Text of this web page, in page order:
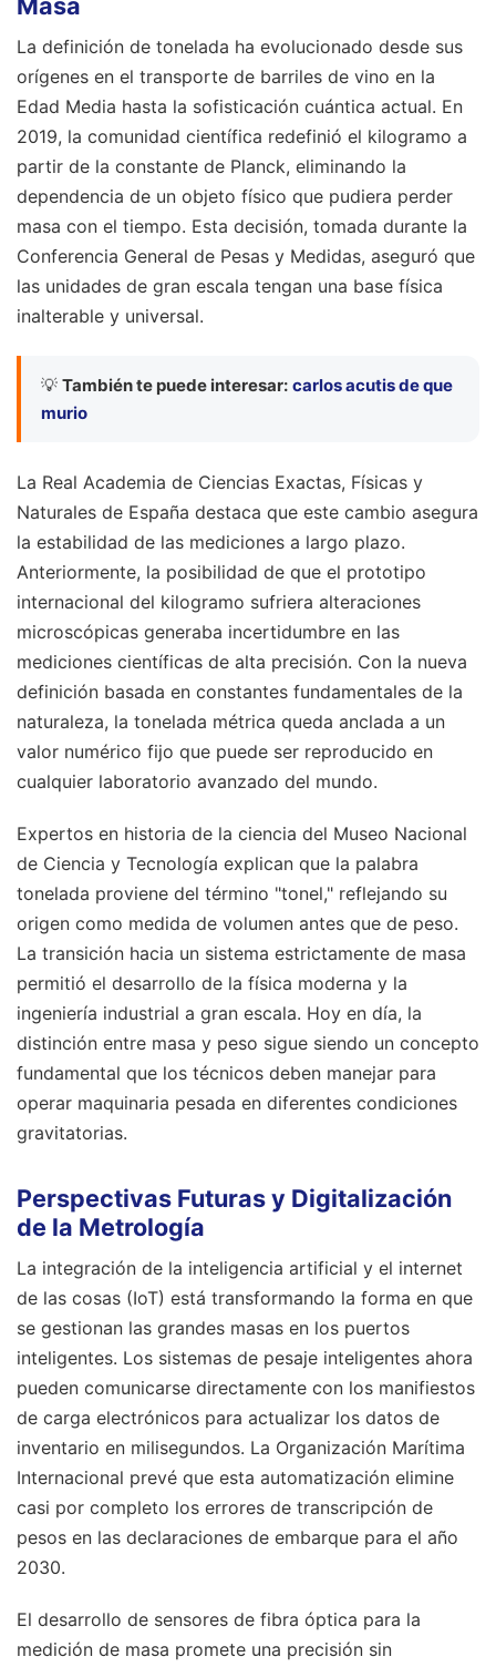
La definición de tonelada ha evolucionado desde sus
orígenes en el transporte de barriles de vino en la
Edad Media hasta la sofisticación cuántica actual. En
2019, la comunidad científica redefinió el kilogramo a
partir de la constante de Planck, eliminando la
dependencia de un objeto físico que pudiera perder
masa con el tiempo. Esta decisión, tomada durante la
Conferencia General de Pesas y Medidas, aseguró que
las unidades de gran escala tengan una base física
inalterable y universal.
💡 También te puede interesar: carlos acutis de que
murio
La Real Academia de Ciencias Exactas, Físicas y
Naturales de España destaca que este cambio asegura
la estabilidad de las mediciones a largo plazo.
Anteriormente, la posibilidad de que el prototipo
internacional del kilogramo sufriera alteraciones
microscópicas generaba incertidumbre en las
mediciones científicas de alta precisión. Con la nueva
definición basada en constantes fundamentales de la
naturaleza, la tonelada métrica queda anclada a un
valor numérico fijo que puede ser reproducido en
cualquier laboratorio avanzado del mundo.
Expertos en historia de la ciencia del Museo Nacional
de Ciencia y Tecnología explican que la palabra
tonelada proviene del término "tonel," reflejando su
origen como medida de volumen antes que de peso.
La transición hacia un sistema estrictamente de masa
permitió el desarrollo de la física moderna y la
ingeniería industrial a gran escala. Hoy en día, la
distinción entre masa y peso sigue siendo un concepto
fundamental que los técnicos deben manejar para
operar maquinaria pesada en diferentes condiciones
gravitatorias.
Perspectivas Futuras y Digitalización
de la Metrología
La integración de la inteligencia artificial y el internet
de las cosas (IoT) está transformando la forma en que
se gestionan las grandes masas en los puertos
inteligentes. Los sistemas de pesaje inteligentes ahora
pueden comunicarse directamente con los manifiestos
de carga electrónicos para actualizar los datos de
inventario en milisegundos. La Organización Marítima
Internacional prevé que esta automatización elimine
casi por completo los errores de transcripción de
pesos en las declaraciones de embarque para el año
2030.
El desarrollo de sensores de fibra óptica para la
medición de masa promete una precisión sin